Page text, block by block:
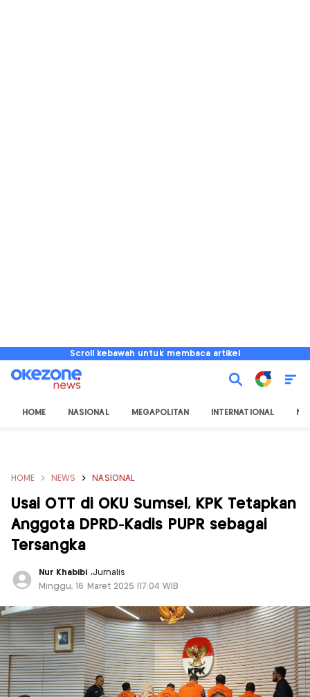
Scroll kebawah untuk membaca artikel
HOME NASIONAL MEGAPOLITAN INTERNATIONAL
HOME NEWS NASIONAL
Usai OTT di OKU Sumsel, KPK Tetapkan
Anggota DPRD-Kadis PUPR sebagai
Tersangka
Nur Khabibi ,Jurnalis
Minggu, 16 Maret 2025 |17:04 WIB